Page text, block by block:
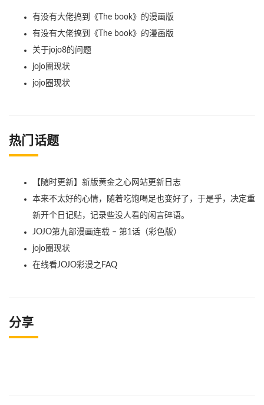
有没有大佬搞到《The book》的漫画版
有没有大佬搞到《The book》的漫画版
关于jojo8的问题
jojo圈现状
jojo圈现状
热门话题
【随时更新】新版黄金之心网站更新日志
本来不太好的心情，随着吃饱喝足也变好了，于是乎，决定重
新开个日记贴，记录些没人看的闲言碎语。
JOJO第九部漫画连载 – 第1话（彩色版）
jojo圈现状
在线看JOJO彩漫之FAQ
分享